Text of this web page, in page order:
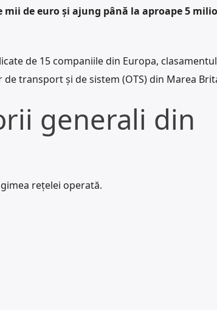
de euro și ajung până la aproape 5
de 15 companiile din Europa, clasamentul
transport şi de sistem (OTS) din Marea
generali din
rețelei operată.